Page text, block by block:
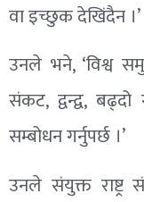
वा इच्छुक देखिंदैन ।’
उनले भने, ‘विश्व
संकट, द्वन्द्व,
सम्बोधन गर्नुपर्छ ।’
उनले संयुक्त